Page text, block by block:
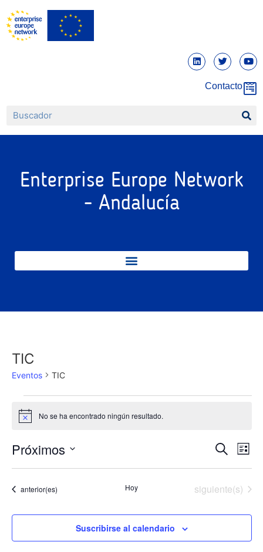
Contacto
Enterprise Europe Network
- Andalucía
TIC
Eventos TIC
Aviso No se ha encontrado ningún resultado.
de
y
Buscar
de
Lista
Próximos
la
Eventos
anterior(es) Hoy Eventos
siguiente(s)
Suscribirse al calendario